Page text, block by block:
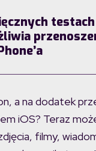
a na dodatek
iOS? Teraz
filmy,